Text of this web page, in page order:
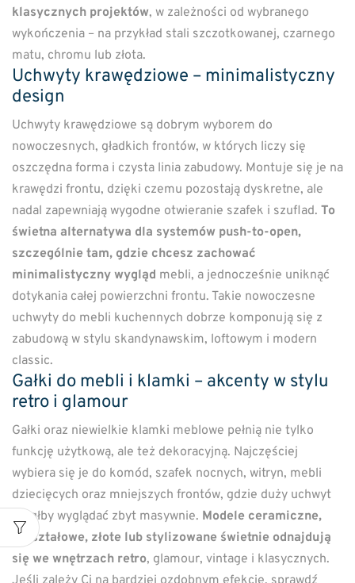
klasycznych projektów, w zależności od wybranego
wykończenia – na przykład stali szczotkowanej, czarnego
matu, chromu lub złota.
Uchwyty krawędziowe – minimalistyczny
design
Uchwyty krawędziowe są dobrym wyborem do
nowoczesnych, gładkich frontów, w których liczy się
oszczędna forma i czysta linia zabudowy. Montuje się je na
krawędzi frontu, dzięki czemu pozostają dyskretne, ale
nadal zapewniają wygodne otwieranie szafek i szuflad. To
świetna alternatywa dla systemów push-to-open,
szczególnie tam, gdzie chcesz zachować
minimalistyczny wygląd mebli, a jednocześnie uniknąć
dotykania całej powierzchni frontu. Takie nowoczesne
uchwyty do mebli kuchennych dobrze komponują się z
zabudową w stylu skandynawskim, loftowym i modern
classic.
Gałki do mebli i klamki – akcenty w stylu
retro i glamour
Gałki oraz niewielkie klamki meblowe pełnią nie tylko
funkcję użytkową, ale też dekoracyjną. Najczęściej
wybiera się je do komód, szafek nocnych, witryn, mebli
dziecięcych oraz mniejszych frontów, gdzie duży uchwyt
mógłby wyglądać zbyt masywnie. Modele ceramiczne,
kryształowe, złote lub stylizowane świetnie odnajdują
się we wnętrzach retro, glamour, vintage i klasycznych.